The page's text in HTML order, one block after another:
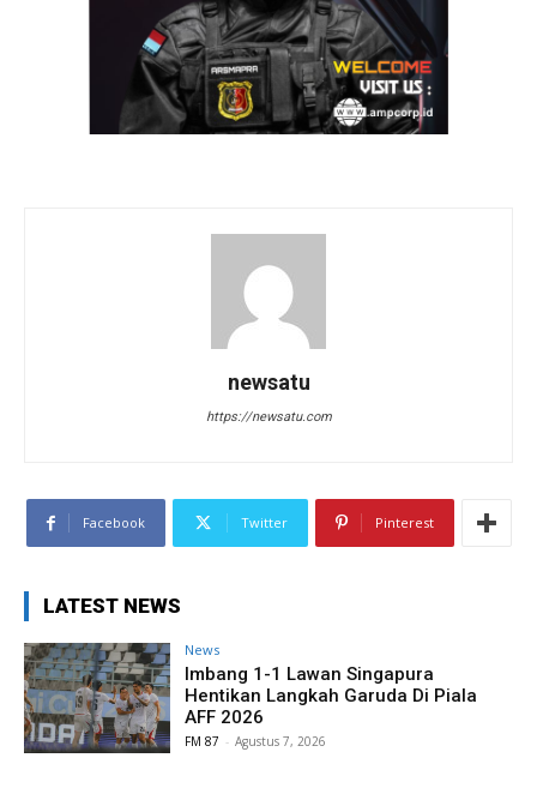
newsatu
https://newsatu.com
Facebook Twitter Pinterest
LATEST NEWS
News
Imbang 1-1 Lawan Singapura
Hentikan Langkah Garuda Di Piala
AFF 2026
FM 87 - Agustus 7, 2026